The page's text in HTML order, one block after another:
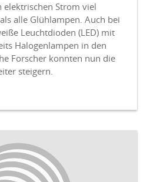
Strom viel
alle Glühlampen. Auch bei
Leuchtdioden (LED) mit
Halogenlampen in den
Forscher konnten nun die
steigern.